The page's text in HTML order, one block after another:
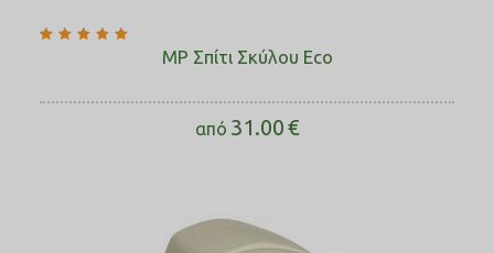
MP Σπίτι Σκύλου Eco
από 31.00€